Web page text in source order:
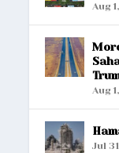
Aug
Aug
Jul